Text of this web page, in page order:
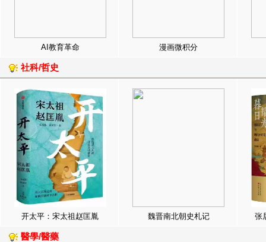
AI教育革命 漫画微积分
社科/哲史
开太平：宋太祖赵匡胤 魏晋南北朝史札记 张
醫學/醫藥